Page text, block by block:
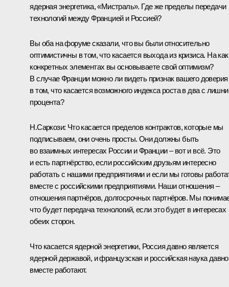
ядерная энергетика, «Мистраль». Где же пределы передачи
технологий между Францией и Россией?
Вы оба на форуме сказали, что вы были относительно
оптимистичны в том, что касается выхода из кризиса. На
конкретных элементах вы основываете свой оптимизм?
В случае Франции можно ли видеть признак вашего доверия
в том, что касается возможного индекса роста в два с
процента?
Н.Саркози: Что касается пределов контрактов, которые мы
подписываем, они очень просты. Они должны быть
во взаимных интересах России и Франции – вот и всё. Это
и есть партнёрство, если российским друзьям интересно
работать с нашими предприятиями и если мы готовы
вместе с российскими предприятиями. Наши отношения –
отношения партнёров, долгосрочных партнёров. Мы
что будет передача технологий, если это будет в интересах
обеих сторон.
Что касается ядерной энергетики, Россия давно является
ядерной державой, и французская и российская наука давно
вместе работают.